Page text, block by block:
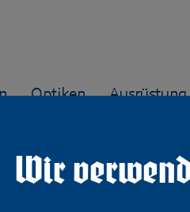
Wir
Optiken Ausrüstung